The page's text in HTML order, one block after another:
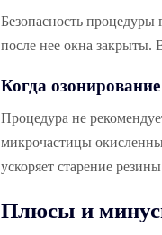
Безопасность процедуры
после нее окна закрыты.
Когда
Процедура не
микрочастицы
ускоряет старение
Плюсы и